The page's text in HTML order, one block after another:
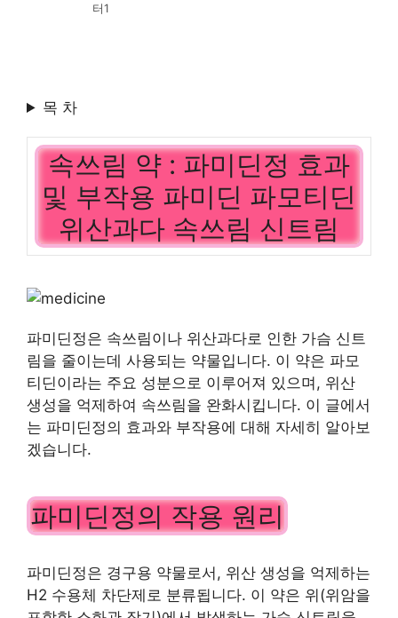
터1
목 차
속쓰림 약 : 파미딘정 효과
및 부작용 파미딘 파모티딘
위산과다 속쓰림 신트림
파미딘정은 속쓰림이나 위산과다로 인한 가슴 신트
림을 줄이는데 사용되는 약물입니다. 이 약은 파모
티딘이라는 주요 성분으로 이루어져 있으며, 위산
생성을 억제하여 속쓰림을 완화시킵니다. 이 글에서
는 파미딘정의 효과와 부작용에 대해 자세히 알아보
겠습니다.
파미딘정의 작용 원리
파미딘정은 경구용 약물로서, 위산 생성을 억제하는
H2 수용체 차단제로 분류됩니다. 이 약은 위(위암을